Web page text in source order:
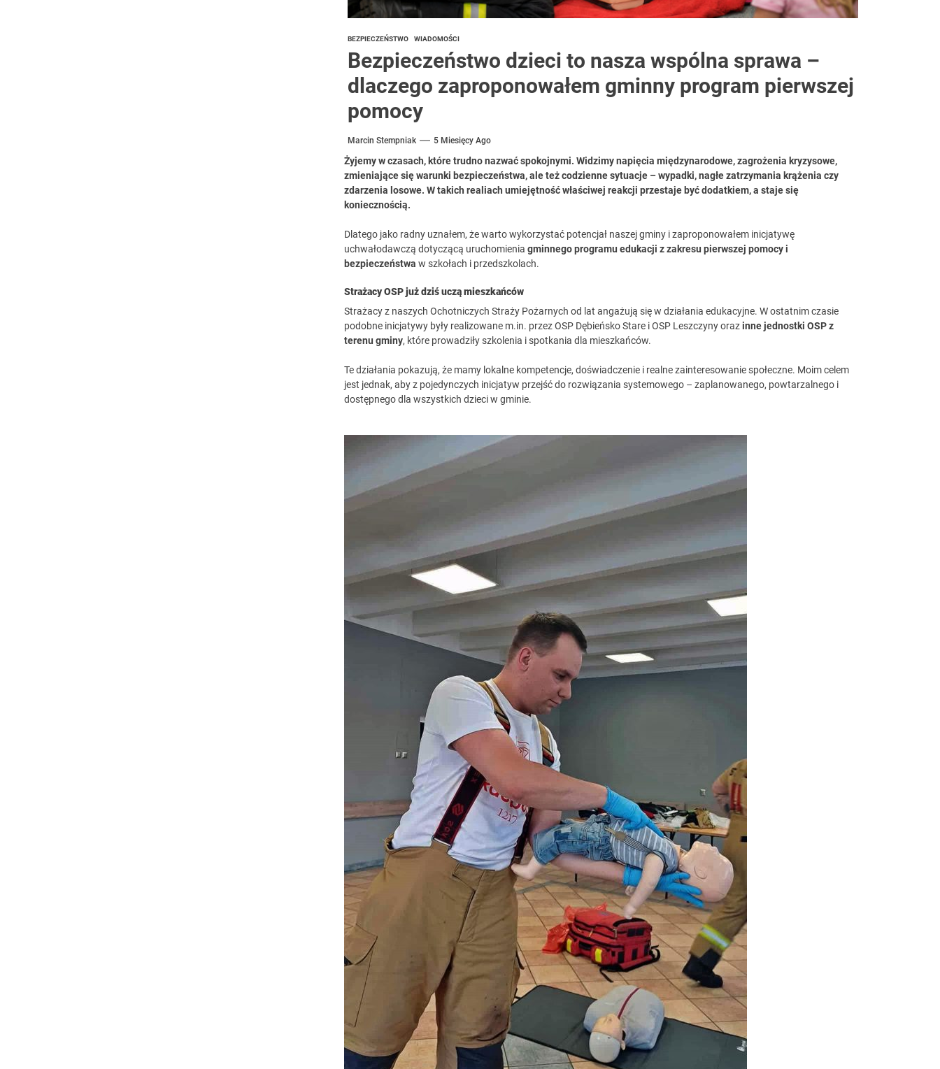
BEZPIECZEŃSTWO WIADOMOŚCI
Bezpieczeństwo dzieci to nasza wspólna sprawa –
dlaczego zaproponowałem gminny program pierwszej
pomocy
Marcin Stempniak 5 Miesięcy Ago
Żyjemy w czasach, które trudno nazwać spokojnymi. Widzimy napięcia międzynarodowe, zagrożenia kryzysowe,
zmieniające się warunki bezpieczeństwa, ale też codzienne sytuacje – wypadki, nagłe zatrzymania krążenia czy
zdarzenia losowe. W takich realiach umiejętność właściwej reakcji przestaje być dodatkiem, a staje się
koniecznością.
Dlatego jako radny uznałem, że warto wykorzystać potencjał naszej gminy i zaproponowałem inicjatywę
uchwałodawczą dotyczącą uruchomienia gminnego programu edukacji z zakresu pierwszej pomocy i
bezpieczeństwa w szkołach i przedszkolach.
Strażacy OSP już dziś uczą mieszkańców
Strażacy z naszych Ochotniczych Straży Pożarnych od lat angażują się w działania edukacyjne. W ostatnim czasie
podobne inicjatywy były realizowane m.in. przez OSP Dębieńsko Stare i OSP Leszczyny orazinne jednostki OSP z
terenu gminy, które prowadziły szkolenia i spotkania dla mieszkańców.
Te działania pokazują, że mamy lokalne kompetencje, doświadczenie i realne zainteresowanie społeczne. Moim celem
jest jednak, aby z pojedynczych inicjatyw przejść do rozwiązania systemowego – zaplanowanego, powtarzalnego i
dostępnego dla wszystkich dzieci w gminie.